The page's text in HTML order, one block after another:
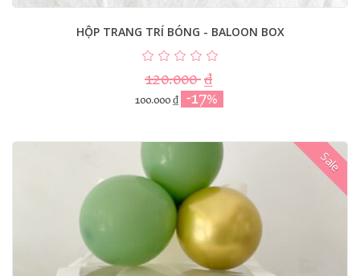
HỘP TRANG TRÍ BÓNG - BALOON BOX
120.000₫
100.000₫ -17%
Sale